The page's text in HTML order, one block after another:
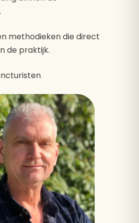
methodieken die direct
de praktijk.